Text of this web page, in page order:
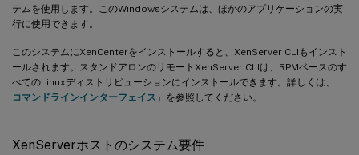
テムを使用します。このWindowsシステムは、ほかのアプリケーションの実
行に使用できます。
このシステムにXenCenterをインストールすると、XenServer CLIもインスト
ールされます。スタンドアロンのリモートXenServer CLIは、RPMベースのす
べてのLinuxディストリビューションにインストールできます。詳しくは、「
コマンドラインインターフェイス 」を参照してください。
XenServerホストのシステム要件